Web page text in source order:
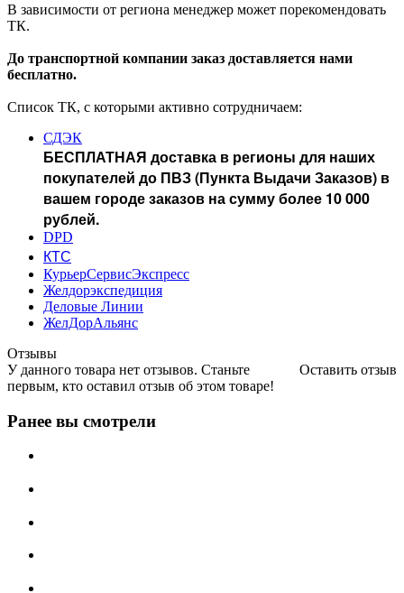
В зависимости от региона менеджер может порекомендовать
ТК.
До транспортной компании заказ доставляется нами
бесплатно.
Список ТК, с которыми активно сотрудничаем:
СДЭК
БЕСПЛАТНАЯ доставка в регионы для наших
покупателей до ПВЗ (Пункта Выдачи Заказов) в
вашем городе заказов на сумму более 10 000
рублей.
DPD
КТС
КурьерСервисЭкспресс
Желдорэкспедиция
Деловые Линии
ЖелДорАльянс
Отзывы
Оставить отзыв
У данного товара нет отзывов. Станьте
первым, кто оставил отзыв об этом товаре!
Ранее вы смотрели